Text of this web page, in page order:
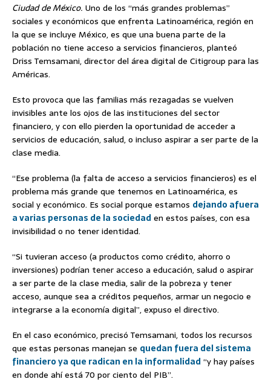
Ciudad de México. Uno de los “más grandes problemas”
sociales y económicos que enfrenta Latinoamérica, región en
la que se incluye México, es que una buena parte de la
población no tiene acceso a servicios financieros, planteó
Driss Temsamani, director del área digital de Citigroup para las
Américas.
Esto provoca que las familias más rezagadas se vuelven
invisibles ante los ojos de las instituciones del sector
financiero, y con ello pierden la oportunidad de acceder a
servicios de educación, salud, o incluso aspirar a ser parte de la
clase media.
“Ese problema (la falta de acceso a servicios financieros) es el
problema más grande que tenemos en Latinoamérica, es
social y económico. Es social porque estamos dejando afuera
a varias personas de la sociedaden estos países, con esa
invisibilidad o no tener identidad.
“Si tuvieran acceso (a productos como crédito, ahorro o
inversiones) podrían tener acceso a educación, salud o aspirar
a ser parte de la clase media, salir de la pobreza y tener
acceso, aunque sea a créditos pequeños, armar un negocio e
integrarse a la economía digital”, expuso el directivo.
En el caso económico, precisó Temsamani, todos los recursos
que estas personas manejan se quedan fuera del sistema
financiero ya que radican en la informalidad“y hay países
en donde ahí está 70 por ciento del PIB”.